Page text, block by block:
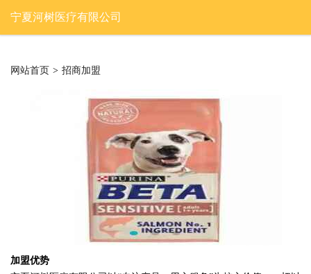
宁夏河树医疗有限公司
网站首页 > 招商加盟
加盟优势